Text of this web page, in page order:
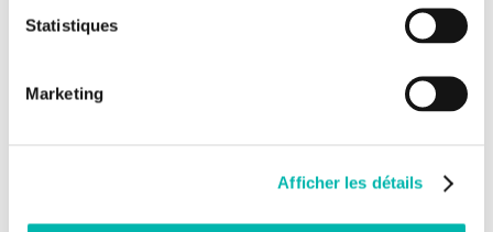
Statistiques
Marketing
Afficher les détails
COLLECTE LIBRE